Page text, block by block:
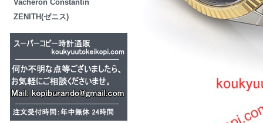
Vacheron Constantin
ZENITH(ゼニス)